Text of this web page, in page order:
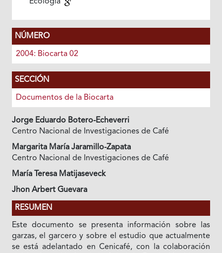
NÚMERO
2004: Biocarta 02
SECCIÓN
Documentos de la Biocarta
Jorge Eduardo Botero-Echeverri
Centro Nacional de Investigaciones de Café
Margarita María Jaramillo-Zapata
Centro Nacional de Investigaciones de Café
María Teresa Matijaseveck
Jhon Arbert Guevara
RESUMEN
Este documento se presenta información sobre las
garzas, el garcero y sobre el estudio que actualmente
se está adelantado en Cenicafé, con la colaboración